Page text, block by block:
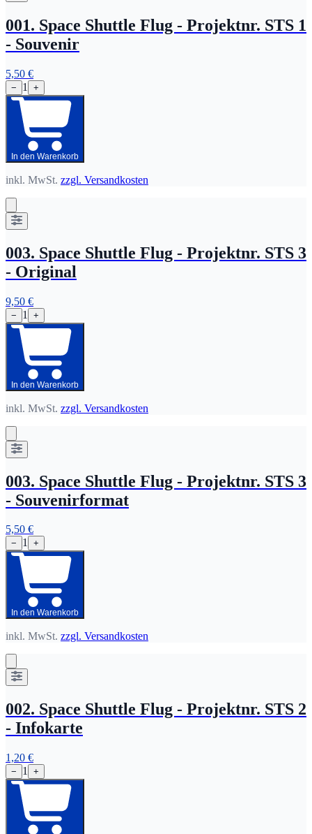
001. Space Shuttle Flug - Projektnr. STS 1
- Souvenir
5,50 €
− 1 +
In den Warenkorb
inkl. MwSt. zzgl. Versandkosten
003. Space Shuttle Flug - Projektnr. STS 3
- Original
9,50 €
− 1 +
In den Warenkorb
inkl. MwSt. zzgl. Versandkosten
003. Space Shuttle Flug - Projektnr. STS 3
- Souvenirformat
5,50 €
− 1 +
In den Warenkorb
inkl. MwSt. zzgl. Versandkosten
002. Space Shuttle Flug - Projektnr. STS 2
- Infokarte
1,20 €
− 1 +